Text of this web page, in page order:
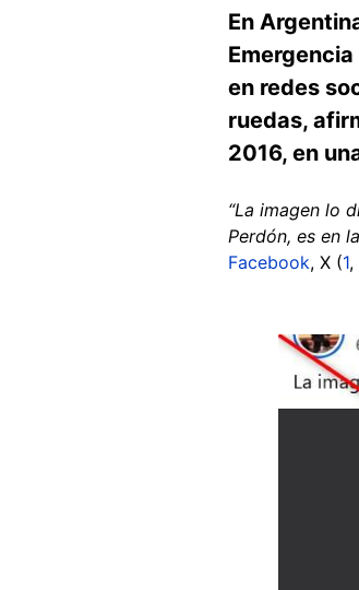
En
en redes
ruedas,
2016, en
“La imagen lo
Perdón, es en
Facebook, X (1,
Image